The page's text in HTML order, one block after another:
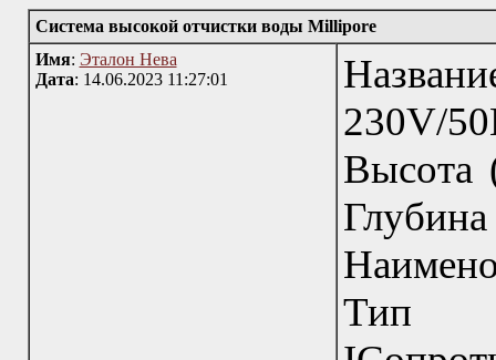
Система высокой отчистки воды Millipore
Имя: Эталон Нева
Дата: 14.06.2023 11:27:01
230V/
Высота
Тип